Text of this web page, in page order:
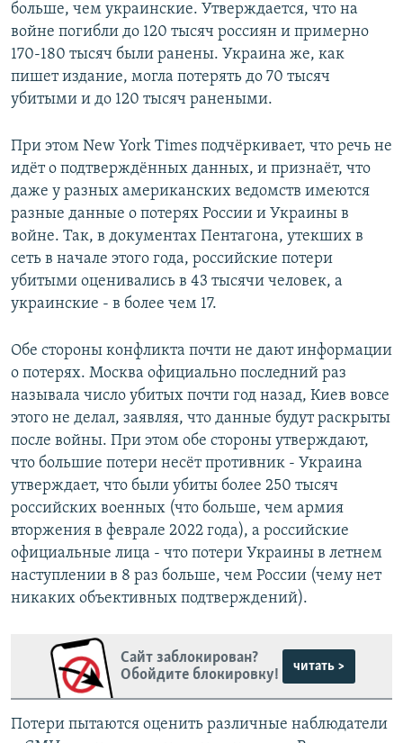
больше, чем украинские. Утверждается, что на
войне погибли до 120 тысяч россиян и примерно
170-180 тысяч были ранены. Украина же, как
пишет издание, могла потерять до 70 тысяч
убитыми и до 120 тысяч ранеными.
При этом New York Times подчёркивает, что речь не
идёт о подтверждённых данных, и признаёт, что
даже у разных американских ведомств имеются
разные данные о потерях России и Украины в
войне. Так, в документах Пентагона, утекших в
сеть в начале этого года, российские потери
убитыми оценивались в 43 тысячи человек, а
украинские - в более чем 17.
Обе стороны конфликта почти не дают информации
о потерях. Москва официально последний раз
называла число убитых почти год назад, Киев вовсе
этого не делал, заявляя, что данные будут раскрыты
после войны. При этом обе стороны утверждают,
что большие потери несёт противник - Украина
утверждает, что были убиты более 250 тысяч
российских военных (что больше, чем армия
вторжения в феврале 2022 года), а российские
официальные лица - что потери Украины в летнем
наступлении в 8 раз больше, чем России (чему нет
никаких объективных подтверждений).
Сайт заблокирован?
Обойдите блокировку!
читать >
Потери пытаются оценить различные наблюдатели